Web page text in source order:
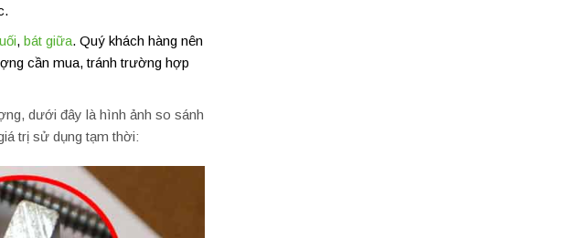
, bát giữa. Quý khách hàng nên
cần mua, tránh trường hợp
dưới đây là hình ảnh so sánh
trị sử dụng tạm thời: